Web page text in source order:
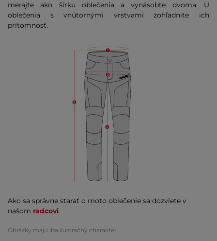
merajte ako šírku oblečenia a vynásobte dvoma. U
oblečenia s vnútornými vrstvami zohľadnite ich
prítomnosť.
Ako sa správne starať o moto oblečenie sa dozviete v
našom radcovi.
Obrázky majú iba ilustračný charakter.